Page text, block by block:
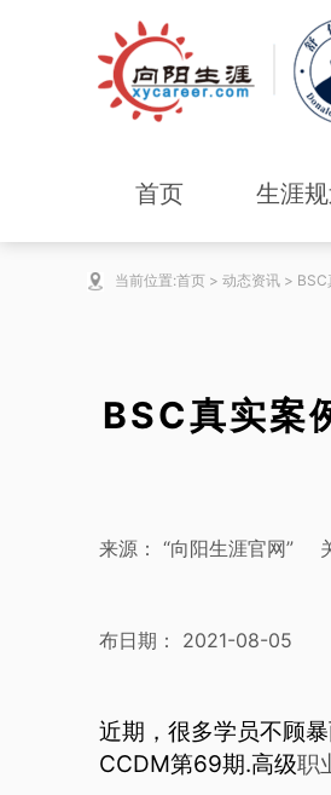
首页 生涯
当前位置:首页 > 动态资讯 > BSC
BSC真实案
来源： “向阳生涯官网”
布日期： 2021-08-05
近期，很多学员不顾
CCDM第69期.高级职